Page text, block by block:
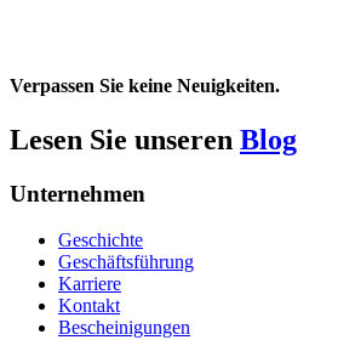
Verpassen Sie keine Neuigkeiten.
Lesen Sie unseren Blog
Unternehmen
Geschichte
Geschäftsführung
Karriere
Kontakt
Bescheinigungen